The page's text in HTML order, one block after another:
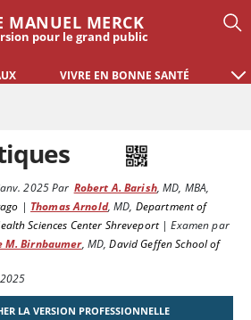
MANUEL MERCK
pour le grand public
VIVRE EN BONNE SANTÉ
2025Par Robert A. Barish,MD, MBA,
| Thomas Arnold,MD, Department of
Sciences Center Shreveport|Examen par
M. Birnbaumer, MD,David Geffen School of
LA VERSION PROFESSIONNELLE